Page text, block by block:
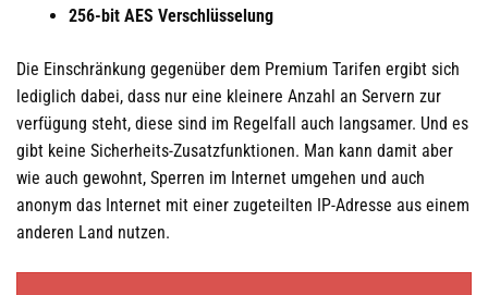
256-bit AES Verschlüsselung
Die Einschränkung gegenüber dem Premium Tarifen ergibt sich
lediglich dabei, dass nur eine kleinere Anzahl an Servern zur
verfügung steht, diese sind im Regelfall auch langsamer. Und es
gibt keine Sicherheits-Zusatzfunktionen. Man kann damit aber
wie auch gewohnt, Sperren im Internet umgehen und auch
anonym das Internet mit einer zugeteilten IP-Adresse aus einem
anderen Land nutzen.